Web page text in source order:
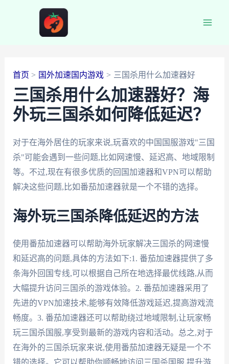
首页 国外加速国内游戏 三国杀用什么加速器好
三国杀用什么加速器好？海
外玩三国杀如何降低延迟？
对于在海外居住的玩家来说,玩喜欢的中国国服游戏"三国
杀"可能会遇到一些问题,比如网速慢、延迟高、地域限制
等。不过,现在有很多优质的回国加速器和VPN可以帮助
解决这些问题,比如番茄加速器就是一个不错的选择。
海外玩三国杀降低延迟的方法
使用番茄加速器可以帮助海外玩家解决三国杀的网速慢
和延迟高的问题,具体的方法如下:1. 番茄加速器提供了多
条海外回国专线,可以根据自己所在地选择最优线路,从而
大幅提升访问三国杀的游戏体验。2. 番茄加速器采用了
先进的VPN加速技术,能够有效降低游戏延迟,提高游戏流
畅度。3. 番茄加速器还可以帮助绕过地域限制,让玩家畅
玩三国杀国服,享受到最新的游戏内容和活动。总之,对于
在海外的三国杀玩家来说,使用番茄加速器无疑是一个不
错的选择。它可以帮助你顺畅地访问三国杀国服,提升游